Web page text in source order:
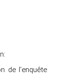
de l'enquête